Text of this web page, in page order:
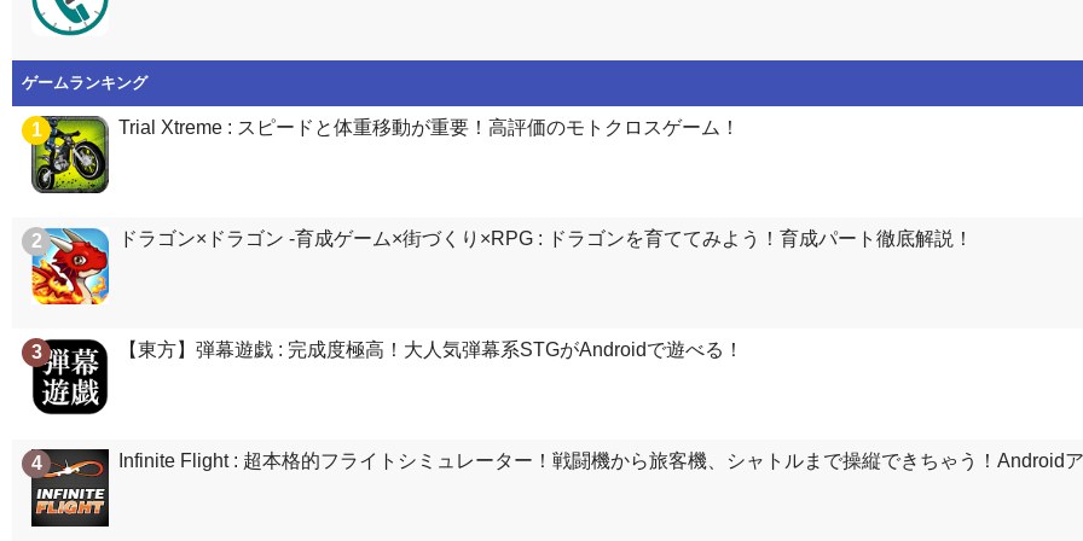
ゲームランキング
1 Trial Xtreme : スピードと体重移動が重要！高評価のモトクロスゲーム！
2 ドラゴン×ドラゴン -育成ゲーム×街づくり×RPG : ドラゴンを育ててみよう！育成パート徹底解説！
3 【東方】弾幕遊戯 : 完成度極高！大人気弾幕系STGがAndroidで遊べる！
4 Infinite Flight : 超本格的フライトシミュレーター！戦闘機から旅客機、シャトルまで操縦できちゃう！Android